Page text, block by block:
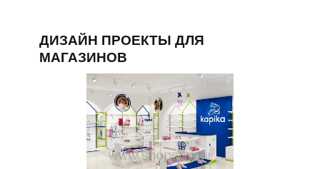
ДИЗАЙН ПРОЕКТЫ ДЛЯ
МАГАЗИНОВ